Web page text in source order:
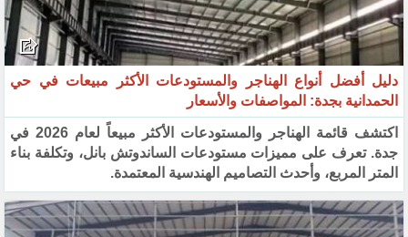
دليل أفضل أنواع الهناجر والمستودعات الأكثر مبيعات في حي
الحمدانية بجدة: المواصفات والأسعار
اكتشف قائمة الهناجر والمستودعات الأكثر مبيعاً لعام 2026 في
جدة. تعرف على مميزات مستودعات الساندوتش بانل، وتكلفة بناء
المتر المربع، وأحدث التصاميم الهندسية المعتمدة.